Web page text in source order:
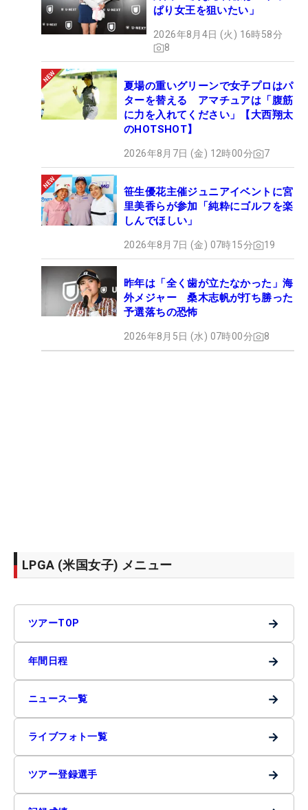
ぱり女王を狙いたい」
2026年8月4日 (火) 16時58分
8
夏場の重いグリーンで女子プロはパ
ターを替える アマチュアは「腹筋
に力を入れてください」【大西翔太
のHOTSHOT】
2026年8月7日 (金) 12時00分 7
笹生優花主催ジュニアイベントに宮
里美香らが参加「純粋にゴルフを楽
しんでほしい」
2026年8月7日 (金) 07時15分 19
昨年は「全く歯が立たなかった」海
外メジャー 桑木志帆が打ち勝った
予選落ちの恐怖
2026年8月5日 (水) 07時00分 8
LPGA (米国女子) メニュー
ツアーTOP →
年間日程 →
ニュース一覧 →
ライブフォト一覧 →
ツアー登録選手 →